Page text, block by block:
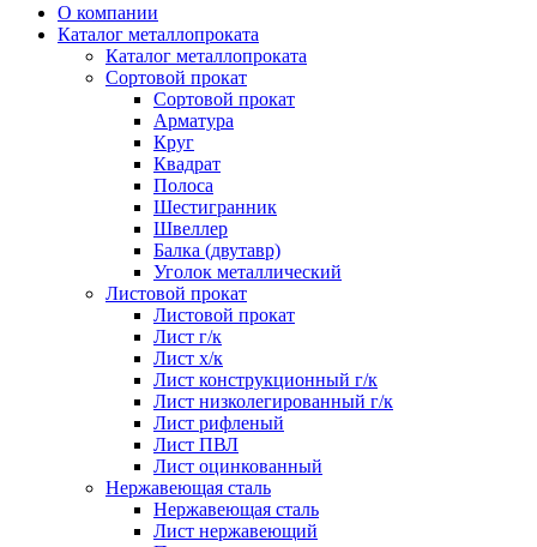
О компании
Каталог металлопроката
Каталог металлопроката
Сортовой прокат
Сортовой прокат
Арматура
Круг
Квадрат
Полоса
Шестигранник
Швеллер
Балка (двутавр)
Уголок металлический
Листовой прокат
Листовой прокат
Лист г/к
Лист х/к
Лист конструкционный г/к
Лист низколегированный г/к
Лист рифленый
Лист ПВЛ
Лист оцинкованный
Нержавеющая сталь
Нержавеющая сталь
Лист нержавеющий